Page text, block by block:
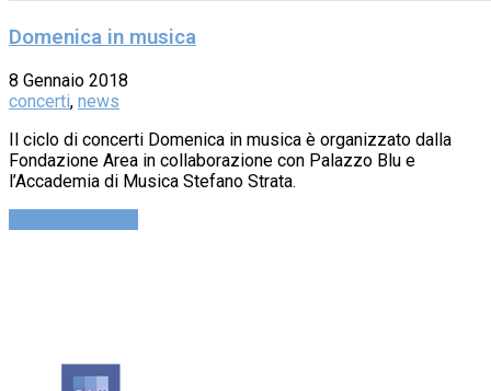
Domenica in musica
8 Gennaio 2018
concerti, news
Il ciclo di concerti Domenica in musica è organizzato dalla
Fondazione Area in collaborazione con Palazzo Blu e
l’Accademia di Musica Stefano Strata.